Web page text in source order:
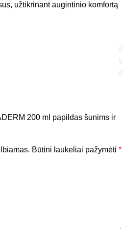
užtikrinant augintinio komfortą
200 ml papildas šunims ir
Būtini laukeliai pažymėti *